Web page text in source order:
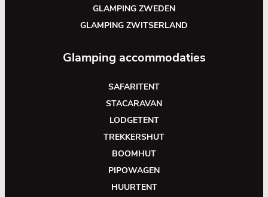
GLAMPING ZWEDEN
GLAMPING ZWITSERLAND
Glamping accommodaties
SAFARITENT
STACARAVAN
LODGETENT
TREKKERSHUT
BOOMHUT
PIPOWAGEN
HUURTENT